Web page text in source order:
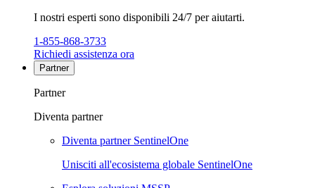
I nostri esperti sono disponibili 24/7 per aiutarti.
1-855-868-3733
Richiedi assistenza ora
Partner
Partner
Diventa partner
Diventa partner SentinelOne
Unisciti all'ecosistema globale SentinelOne